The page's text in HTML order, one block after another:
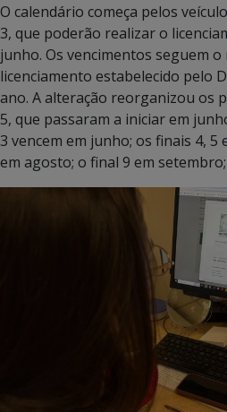
O calendário começa pelos
3, que poderão realizar o
junho. Os vencimentos seguem
licenciamento estabelecido pelo
ano. A alteração reorganizou os
5, que passaram a iniciar em
3 vencem em junho; os finais 4, 5
em agosto; o final 9 em